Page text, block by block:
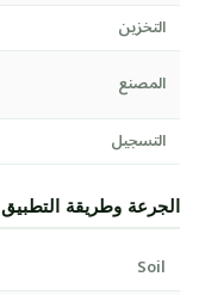
التخزين
المصنع
التسجيل
الجرعة وطريقة التطبيق
Soil